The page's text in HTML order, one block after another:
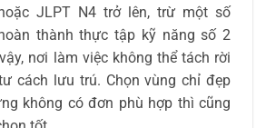
JLPT N4 trở lên, trừ một số
thành thực tập kỹ năng số 2
nơi làm việc không thể tách rời
cách lưu trú. Chọn vùng chỉ đẹp
không có đơn phù hợp thì cũng